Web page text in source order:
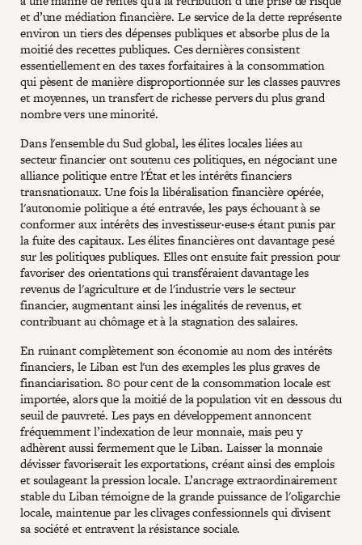
et d’une médiation financière. Le service de la dette représente
environ un tiers des dépenses publiques et absorbe plus de la
moitié des recettes publiques. Ces dernières consistent
essentiellement en des taxes forfaitaires à la consommation
qui pèsent de manière disproportionnée sur les classes pauvres
et moyennes, un transfert de richesse pervers du plus grand
nombre vers une minorité.
Dans l'ensemble du Sud global, les élites locales liées au
secteur financier ont soutenu ces politiques, en négociant une
alliance politique entre l'État et les intérêts financiers
transnationaux. Une fois la libéralisation financière opérée,
l'autonomie politique a été entravée, les pays échouant à se
conformer aux intérêts des investisseur·euse·s étant punis par
la fuite des capitaux. Les élites financières ont davantage pesé
sur les politiques publiques. Elles ont ensuite fait pression pour
favoriser des orientations qui transféraient davantage les
revenus de l'agriculture et de l'industrie vers le secteur
financier, augmentant ainsi les inégalités de revenus, et
contribuant au chômage et à la stagnation des salaires.
En ruinant complètement son économie au nom des intérêts
financiers, le Liban est l'un des exemples les plus graves de
financiarisation. 80 pour cent de la consommation locale est
importée, alors que la moitié de la population vit en dessous du
seuil de pauvreté. Les pays en développement annoncent
fréquemment l’indexation de leur monnaie, mais peu y
adhèrent aussi fermement que le Liban. Laisser la monnaie
dévisser favoriserait les exportations, créant ainsi des emplois
et soulageant la pression locale. L’ancrage extraordinairement
stable du Liban témoigne de la grande puissance de l'oligarchie
locale, maintenue par les clivages confessionnels qui divisent
sa société et entravent la résistance sociale.